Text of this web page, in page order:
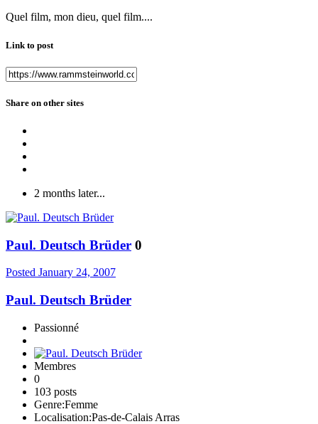
Quel film, mon dieu, quel film....
Link to post
Share on other sites
2 months later...
Paul. Deutsch Brüder 0
Posted January 24, 2007
Paul. Deutsch Brüder
Passionné
Membres
0
103 posts
Genre:Femme
Localisation:Pas-de-Calais Arras